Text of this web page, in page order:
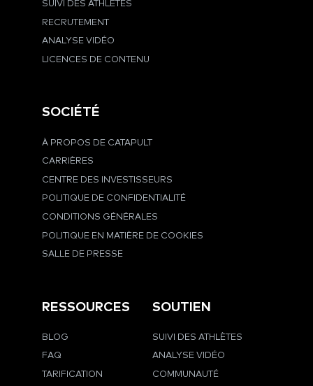
SUIVI DES ATHLÈTES
RECRUTEMENT
ANALYSE VIDÉO
LICENCES DE CONTENU
SOCIÉTÉ
À PROPOS DE CATAPULT
CARRIÈRES
CENTRE DES INVESTISSEURS
POLITIQUE DE CONFIDENTIALITÉ
CONDITIONS GÉNÉRALES
POLITIQUE EN MATIÈRE DE COOKIES
SALLE DE PRESSE
RESSOURCES
BLOG
FAQ
TARIFICATION
SOUTIEN
SUIVI DES ATHLÈTES
ANALYSE VIDÉO
COMMUNAUTÉ